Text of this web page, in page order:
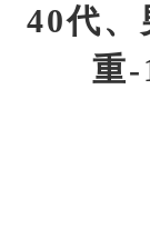
40代、
重